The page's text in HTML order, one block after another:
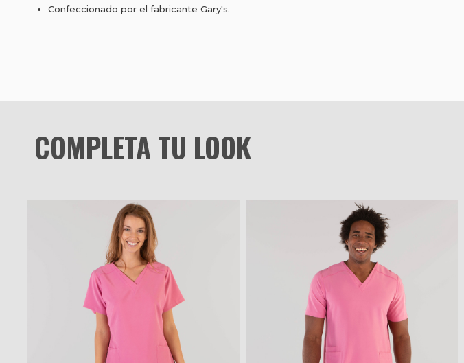
Confeccionado por el fabricante Gary's.
COMPLETA TU LOOK